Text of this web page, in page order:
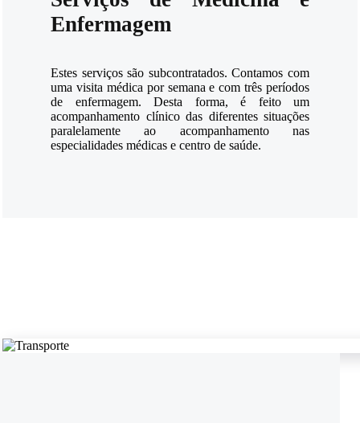
Enfermagem
Estes serviços são subcontratados. Contamos com
uma visita médica por semana e com três períodos
de enfermagem. Desta forma, é feito um
acompanhamento clínico das diferentes situações
paralelamente ao acompanhamento nas
especialidades médicas e centro de saúde.